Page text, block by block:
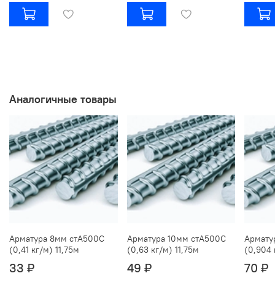
Аналогичные товары
Арматура 8мм стА500С
(0,41 кг/м) 11,75м
33 ₽
Арматура 10мм стА500С
(0,63 кг/м) 11,75м
49 ₽
(0,904
70 ₽